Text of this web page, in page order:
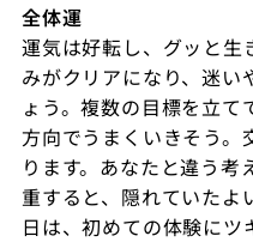
全体運
運気は好転し、グッと生
みがクリアになり、迷い
ょう。複数の目標を立
方向でうまくいきそう。
ります。あなたと違う
重すると、隠れていたよ
日は、初めての体験にツ